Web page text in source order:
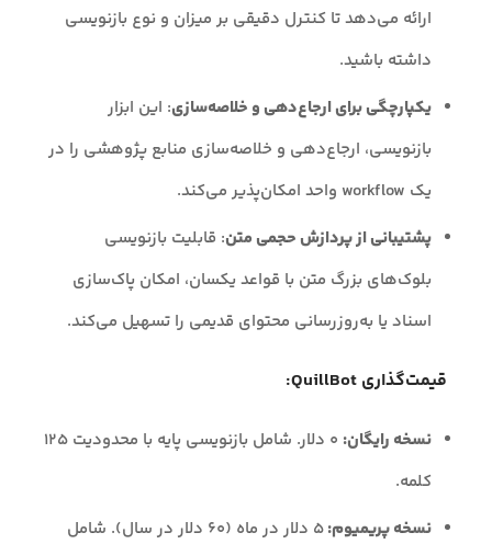
ارائه می‌دهد تا کنترل دقیقی بر میزان و نوع بازنویسی
داشته باشید.
یکپارچگی برای ارجاع‌دهی و خلاصه‌سازی: این ابزار
بازنویسی، ارجاع‌دهی و خلاصه‌سازی منابع پژوهشی را در
یک workflow واحد امکان‌پذیر می‌کند.
پشتیبانی از پردازش حجمی متن: قابلیت بازنویسی
بلوک‌های بزرگ متن با قواعد یکسان، امکان پاک‌سازی
اسناد یا به‌روزرسانی محتوای قدیمی را تسهیل می‌کند.
قیمت‌گذاری QuillBot:
نسخه رایگان:
۰ دلار. شامل بازنویسی پایه با محدودیت ۱۲۵
کلمه.
نسخه پریمیوم:
۵ دلار در ماه (۶۰ دلار در سال). شامل